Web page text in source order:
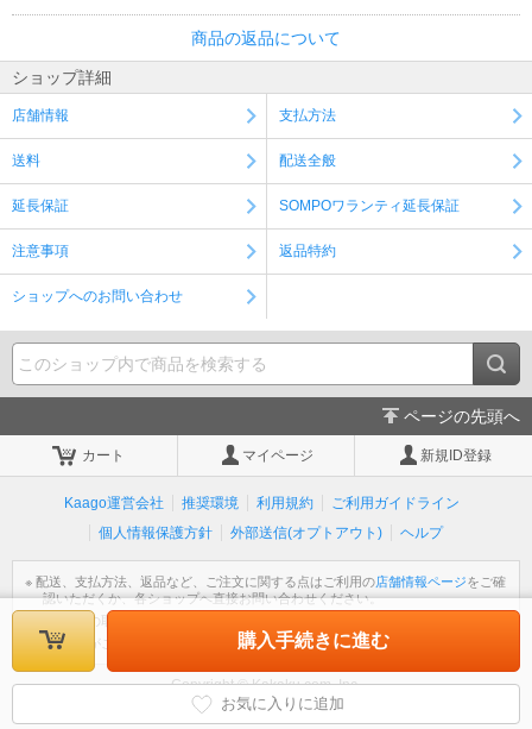
商品の返品について
ショップ詳細
店舗情報 支払方法
送料 配送全般
延長保証 SOMPOワランティ延長保証
注意事項 返品特約
ショップへのお問い合わせ
購入手続きに進む
お気に入りに追加
ページの先頭へ
カート マイページ 新規ID登録
Kaago運営会社 推奨環境 利用規約
ご利用ガイドライン
個人情報保護方針
外部送信(オプトアウト) ヘルプ
※ 配送、支払方法、返品など、ご注文に関する点はご利用の店舗情報ページをご確
認いただくか、各ショップへ直接お問い合わせください。
※ 個人情報の取扱いについては
※ 不明な点がございましたら
をご覧ください。
Copyright © Kakaku.com, Inc.
All Rights Reserved.